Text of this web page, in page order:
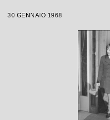
30 GENNAIO 1968